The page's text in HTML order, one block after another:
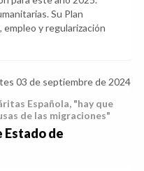
Su Plan
y regularización
03 de septiembre de 2024
Española, "hay que
de las migraciones"
Estado de